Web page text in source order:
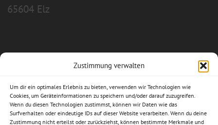
Zustimmung verwalten
Um dir ein optimales Erlebnis zu bieten, verwenden wir Technologien wie
Cookies, um Geräteinformationen zu speichern und/oder darauf zuzugreifen.
Wenn du diesen Technologien zustimmst, können wir Daten wie das
Surfverhalten oder eindeutige IDs auf dieser Website verarbeiten. Wenn du deine
Zustimmung nicht erteilst oder zurückziehst, können bestimmte Merkmale und
65604 Elz
Allgemeine Geschäftsbedingungen
Impressum
Datenschutzerklärung